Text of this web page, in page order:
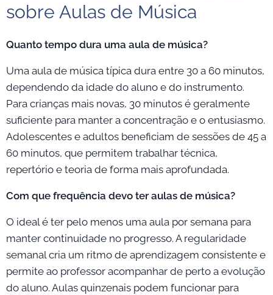
sobre Aulas de Música
Quanto tempo dura uma aula de música?
Uma aula de música típica dura entre 30 a 60 minutos,
dependendo da idade do aluno e do instrumento.
Para crianças mais novas, 30 minutos é geralmente
suficiente para manter a concentração e o entusiasmo.
Adolescentes e adultos beneficiam de sessões de 45 a
60 minutos, que permitem trabalhar técnica,
repertório e teoria de forma mais aprofundada.
Com que frequência devo ter aulas de música?
O ideal é ter pelo menos uma aula por semana para
manter continuidade no progresso. A regularidade
semanal cria um ritmo de aprendizagem consistente e
permite ao professor acompanhar de perto a evolução
do aluno. Aulas quinzenais podem funcionar para